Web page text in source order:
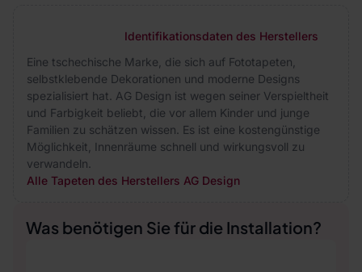
Identifikationsdaten des Herstellers
Eine tschechische Marke, die sich auf Fototapeten,
selbstklebende Dekorationen und moderne Designs
spezialisiert hat. AG Design ist wegen seiner Verspieltheit
und Farbigkeit beliebt, die vor allem Kinder und junge
Familien zu schätzen wissen. Es ist eine kostengünstige
Möglichkeit, Innenräume schnell und wirkungsvoll zu
verwandeln.
Alle Tapeten des Herstellers AG Design
Was benötigen Sie für die Installation?